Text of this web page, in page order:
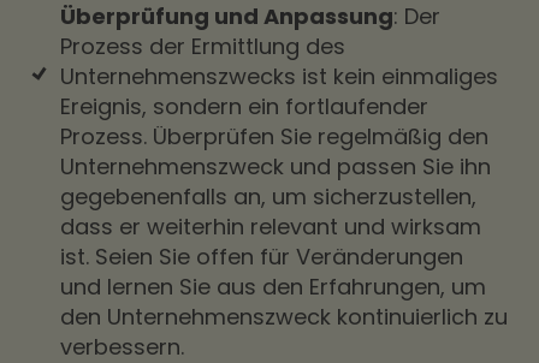
Überprüfung und Anpassung: Der
Prozess der Ermittlung des
Unternehmenszwecks ist kein einmaliges
Ereignis, sondern ein fortlaufender
Prozess. Überprüfen Sie regelmäßig den
Unternehmenszweck und passen Sie ihn
gegebenenfalls an, um sicherzustellen,
dass er weiterhin relevant und wirksam
ist. Seien Sie offen für Veränderungen
und lernen Sie aus den Erfahrungen, um
den Unternehmenszweck kontinuierlich zu
verbessern.